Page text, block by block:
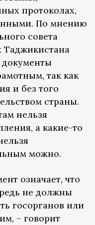
протоколах,
По мнению
совета
документы
так как
и без того
страны.
нельзя
а какие-то
можно.
означает, что
не должны
госорганов или
– говорит